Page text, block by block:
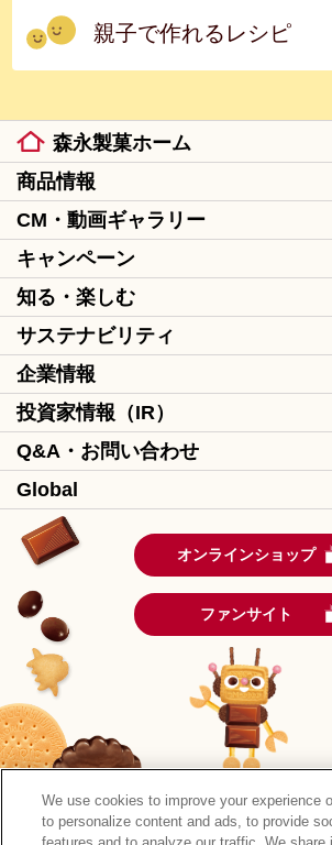
親子で作れるレシピ
森永製菓ホーム
商品情報
CM・動画ギャラリー
キャンペーン
知る・楽しむ
サステナビリティ
企業情報
投資家情報（IR）
Q&A・お問い合わせ
Global
オンラインショップ
ファンサイト
We use cookies to improve your experience
to personalize content and ads, to provide